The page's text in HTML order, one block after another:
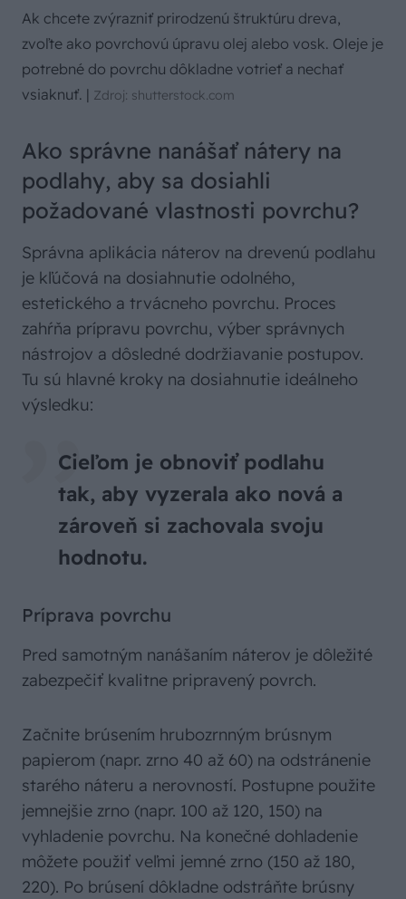
Ak chcete zvýrazniť prirodzenú štruktúru dreva,
zvoľte ako povrchovú úpravu olej alebo vosk. Oleje je
potrebné do povrchu dôkladne votrieť a nechať
vsiaknuť. | Zdroj: shutterstock.com
Ako správne nanášať nátery na
podlahy, aby sa dosiahli
požadované vlastnosti povrchu?
Správna aplikácia náterov na drevenú podlahu
je kľúčová na dosiahnutie odolného,
estetického a trvácneho povrchu. Proces
zahŕňa prípravu povrchu, výber správnych
nástrojov a dôsledné dodržiavanie postupov.
Tu sú hlavné kroky na dosiahnutie ideálneho
výsledku:
Cieľom je obnoviť podlahu
tak, aby vyzerala ako nová a
zároveň si zachovala svoju
hodnotu.
Príprava povrchu
Pred samotným nanášaním náterov je dôležité
zabezpečiť kvalitne pripravený povrch.
Začnite brúsením hrubozrnným brúsnym
papierom (napr. zrno 40 až 60) na odstránenie
starého náteru a nerovností. Postupne použite
jemnejšie zrno (napr. 100 až 120, 150) na
vyhladenie povrchu. Na konečné dohladenie
môžete použiť veľmi jemné zrno (150 až 180,
220). Po brúsení dôkladne odstráňte brúsny